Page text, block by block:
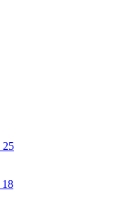
25
18